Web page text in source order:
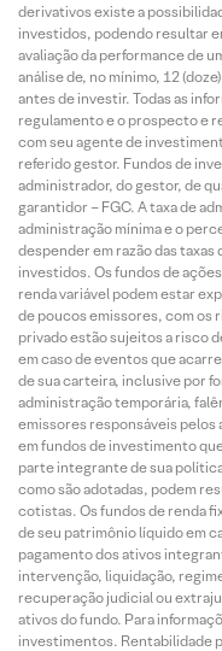
derivativos existe a
investidos, podendo resultar
avaliação da performance de
análise de, no mínimo, 12
antes de investir. Todas as
regulamento e o prospecto e
com seu agente de
referido gestor. Fundos de
administrador, do gestor, de
garantidor – FGC. A taxa de
administração mínima e o
despender em razão das
investidos. Os fundos de
renda variável podem estar
de poucos emissores, com os
privado estão sujeitos a risco
em caso de eventos que
de sua carteira, inclusive por
administração temporária,
emissores responsáveis pelos
em fundos de investimento
parte integrante de sua
como são adotadas, podem
cotistas. Os fundos de renda
de seu patrimônio líquido em
pagamento dos ativos
intervenção, liquidação,
recuperação judicial ou
ativos do fundo. Para
investimentos. Rentabilidade